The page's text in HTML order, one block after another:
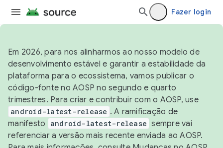
Fazer login
Em 2026, para nos alinharmos ao nosso modelo de
desenvolvimento estável e garantir a estabilidade da
plataforma para o ecossistema, vamos publicar o
código-fonte no AOSP no segundo e quarto
trimestres. Para criar e contribuir com o AOSP, use
android-latest-release . A ramificação de
manifesto
android-latest-release sempre vai
referenciar a versão mais recente enviada ao AOSP.